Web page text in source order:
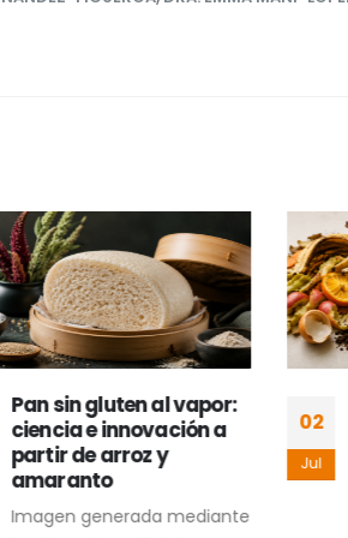
a
02
Jul
De residuos a
una nueva forma
aprovechar los
En las diferentes